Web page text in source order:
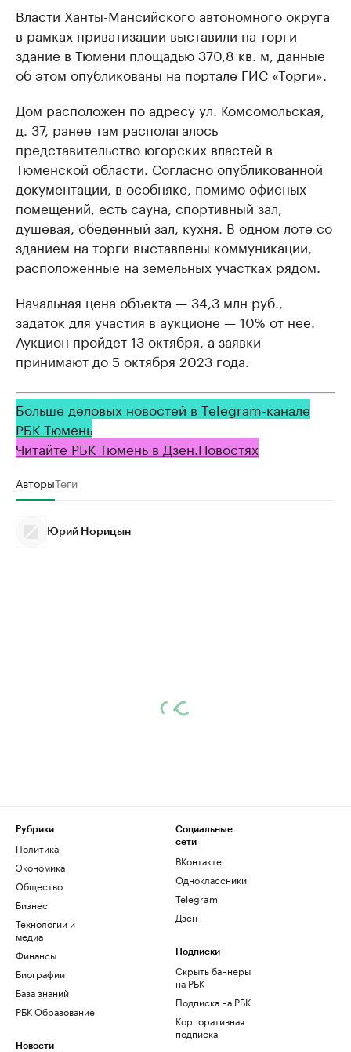
Власти Ханты-Мансийского автономного округа
в рамках приватизации выставили на торги
здание в Тюмени площадью 370,8 кв. м, данные
об этом опубликованы на портале ГИС «Торги».
Дом расположен по адресу ул. Комсомольская,
д. 37, ранее там располагалось
представительство югорских властей в
Тюменской области. Согласно опубликованной
документации, в особняке, помимо офисных
помещений, есть сауна, спортивный зал,
душевая, обеденный зал, кухня. В одном лоте со
зданием на торги выставлены коммуникации,
расположенные на земельных участках рядом.
Начальная цена объекта — 34,3 млн руб.,
задаток для участия в аукционе — 10% от нее.
Аукцион пройдет 13 октября, а заявки
принимают до 5 октября 2023 года.
Больше деловых новостей в Telegram-канале
РБК Тюмень
Читайте РБК Тюмень в Дзен.Новостях
АвторыТеги
Юрий Норицын
Рубрики
Политика
Экономика
Общество
Бизнес
Технологии и
медиа
Финансы
Биографии
База знаний
РБК Образование
Новости
Социальные
сети
ВКонтакте
Одноклассники
Telegram
Дзен
Подписки
Скрыть баннеры
на РБК
Подписка на РБК
Корпоративная
подписка